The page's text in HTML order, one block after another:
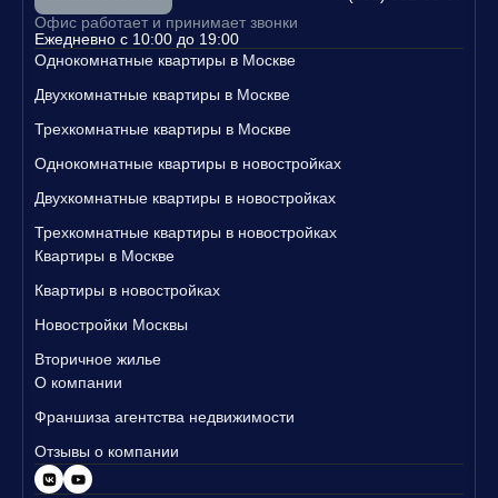
Свяжитесь с нами уже сегодня, чтобы узнать больше о наших п
редложениях и записаться на просмотр квартир!
Офис работает и принимает звонки
Ежедневно с 10:00 до 19:00
Однокомнатные квартиры в Москве
Двухкомнатные квартиры в Москве
Трехкомнатные квартиры в Москве
Однокомнатные квартиры в новостройках
Двухкомнатные квартиры в новостройках
Трехкомнатные квартиры в новостройках
Квартиры в Москве
Квартиры в новостройках
Новостройки Москвы
Вторичное жилье
О компании
Франшиза агентства недвижимости
Отзывы о компании